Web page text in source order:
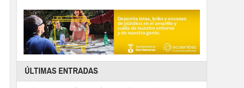
ÚLTIMAS ENTRADAS